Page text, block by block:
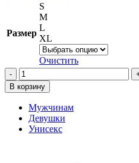
Опции
можно
выбрать
на
Размер
S
M
L
XL
Очистить
Количество
товара
Толстовка
В корзину
Мужчинам
Девушки
Унисекс